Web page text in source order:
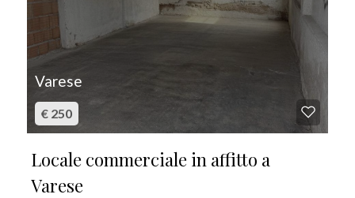
Varese
€ 250
Locale commerciale in affitto a
Varese